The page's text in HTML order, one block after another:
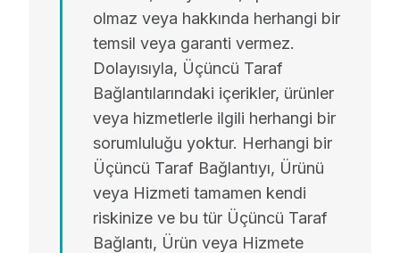
olmaz veya hakkında herhangi bir
temsil veya garanti vermez.
Dolayısıyla, Üçüncü Taraf
Bağlantılarındaki içerikler, ürünler
veya hizmetlerle ilgili herhangi bir
sorumluluğu yoktur. Herhangi bir
Üçüncü Taraf Bağlantıyı, Ürünü
veya Hizmeti tamamen kendi
riskinize ve bu tür Üçüncü Taraf
Bağlantı, Ürün veya Hizmete